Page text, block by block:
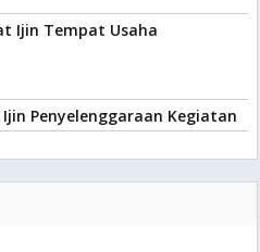
Ijin Tempat Usaha
Penyelenggaraan Kegiatan